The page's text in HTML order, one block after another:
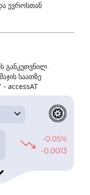
ევროსთან
განკუთვნილ
საათზე
accessAT